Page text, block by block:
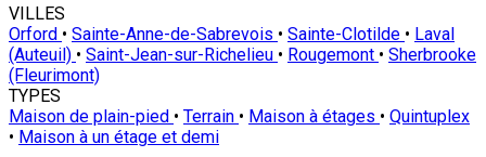
VILLES
Orford • Sainte-Anne-de-Sabrevois • Sainte-Clotilde • Laval
(Auteuil) • Saint-Jean-sur-Richelieu • Rougemont • Sherbrooke
(Fleurimont)
TYPES
Maison de plain-pied • Terrain • Maison à étages • Quintuplex
• Maison à un étage et demi